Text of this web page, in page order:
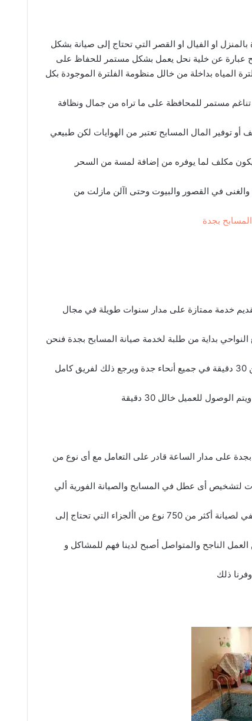
او الفيال او القصر التي تحتاج إلى صيانة بشكل
عبارة عن خلية نحل يعمل بشكل مستمر للحفاظ على
المياه بداخلة من خالل منظومة الفلترة الموجودة بكل
مستمر للمحافظة على ما تراه من جمال ونظافة
توفير المال المسابح تعتبر من الهوايات لكن طبيعي
يكون مكلف لما يوفره من إضافة لمسة من السحر
في القصور والبيوت وحتى اآلن مازلت من
بجدة
خدمة ممتازة على مدار سنوات طويلة في مجال
بداية من طلبة لخدمة صيانة المسابح بجدة فنحن
صيانة مسابح بجدة ابعد عميل لنا على بعد اتصال فقط أقل من 30 دقيقة في جميع أنحاء جدة ويرجع ذلك لفريق كامل
للعميل خالل 30 دقيقة
على مدار الساعة قادر على التعامل مع أى نوع من
لتشخيص أى عطل في المسابح والصيانة الفورية ألي
مشاكل المسابح أيضا لديه من قطع الغيار داخل السيارة ما يكفي لصيانة أكثر من 750 نوع من األجزاء التي تحتاج إلى
الناجح والمتواصل أصبح لدينا فهم للمشاكل و
ذلك